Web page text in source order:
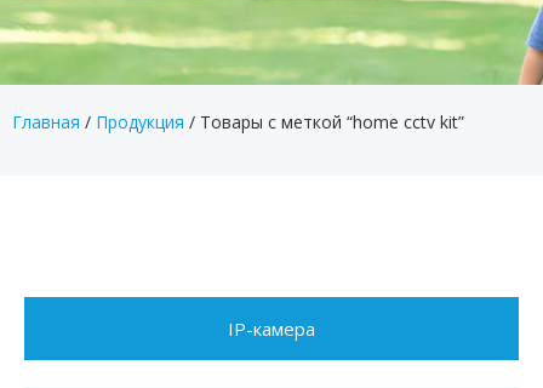
Главная / Продукция / Товары с меткой “home cctv kit”
IP-камера